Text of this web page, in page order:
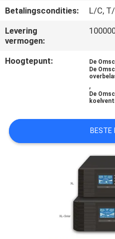
ONS
OP
NIEUWS
EEN
OFFERTE
PRIVACYBELEID
Betalingscondities:
L/C,
Levering
vermogen:
Hoogtepunt: De
De
,
De
BESTE